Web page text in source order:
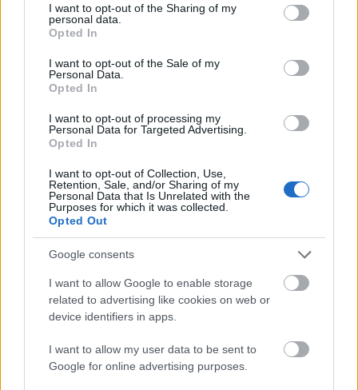
not limited to your visit or usage behaviour. You may click to
grant or deny consent to Google and its third-party tags to
use your data for below specified purposes in below Google
consent section.
I want to opt-out of the Sharing of my
personal data.
Opted In
I want to opt-out of the Sale of my
Personal Data.
Opted In
I want to opt-out of processing my
Personal Data for Targeted Advertising.
Opted In
I want to opt-out of Collection, Use,
Retention, Sale, and/or Sharing of my
Personal Data that Is Unrelated with the
Purposes for which it was collected.
Opted Out
Google consents
I want to allow Google to enable storage
related to advertising like cookies on web or
device identifiers in apps.
I want to allow my user data to be sent to
Google for online advertising purposes.
Ακολουθήστε τοinsider.gr στο Google News
και μάθετε
πρώτοι όλες τιςειδήσειςαπό την Ελλάδα και τον κόσμο.